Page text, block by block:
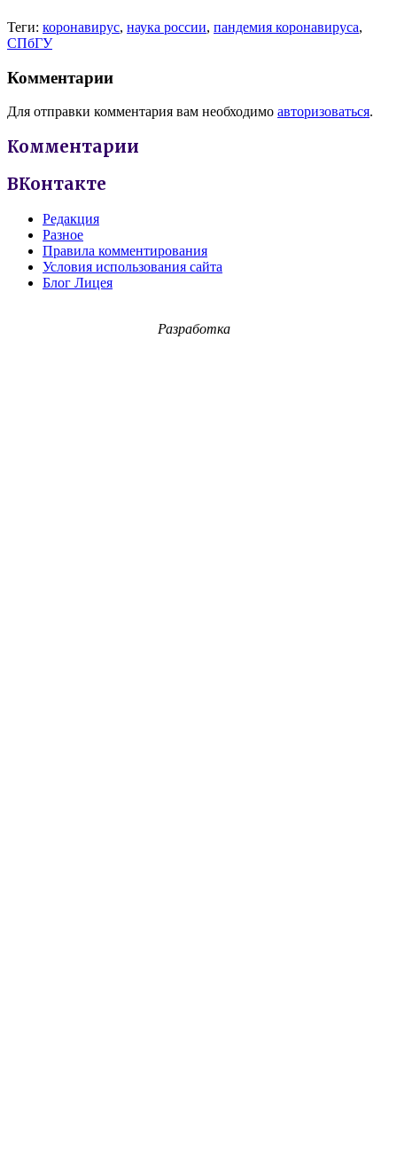
Теги: коронавирус, наука россии, пандемия коронавируса,
СПбГУ
Комментарии
Для отправки комментария вам необходимо авторизоваться.
Комментарии
ВКонтакте
Редакция
Разное
Правила комментирования
Условия использования сайта
Блог Лицея
Разработка